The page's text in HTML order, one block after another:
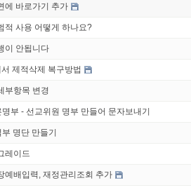
에 바로가기 추가
적 사용 어떻게 하나요?
이 안됩니다
제적삭제 복구방법
부항목 변경
부 - 선교위원 명부 만들어 문자보내기
명단 만들기
레이드
예배입력, 재정관리조회 추가